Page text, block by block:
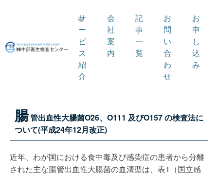
サ
ー
ビ
ス
紹
介
会
社
案
内
記
事
一
覧
お
問
い
合
わ
せ
お
申
し
込
み
腸管出血性大腸菌O26、O111 及びO157 の検査法に
ついて(平成24年12月改正)
近年、わが国における食中毒及び感染症の患者から分離
された主な腸管出血性大腸菌の血清型は、表1（国立感